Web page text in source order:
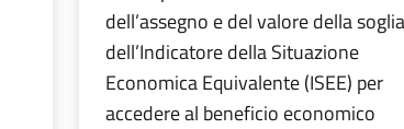
dell’assegno e del valore della soglia
dell’Indicatore della Situazione
Economica Equivalente (ISEE) per
accedere al beneficio economico